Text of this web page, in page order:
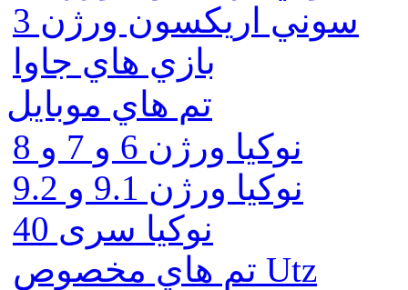
سوني اريكسون ورژن 3
بازي هاي جاوا
تم هاي موبايل
نوكيا ورژن 6 و 7 و 8
نوكيا ورژن 9.1 و 9.2
نوکیا سری 40
تم هاي مخصوص Utz